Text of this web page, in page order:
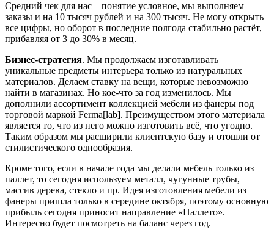
Средний чек для нас – понятие условное, мы выполняем
заказы и на 10 тысяч рублей и на 300 тысяч. Не могу открыть
все цифры, но оборот в последние полгода стабильно растёт,
прибавляя от 3 до 30% в месяц.
Бизнес-стратегия. Мы продолжаем изготавливать
уникальные предметы интерьера только из натуральных
материалов. Делаем ставку на вещи, которые невозможно
найти в магазинах. Но кое-что за год изменилось. Мы
дополнили ассортимент коллекцией мебели из фанеры под
торговой маркой Ferma[lab]. Преимуществом этого материала
является то, что из него можно изготовить всё, что угодно.
Таким образом мы расширили клиентскую базу и отошли от
стилистического однообразия.
Кроме того, если в начале года мы делали мебель только из
паллет, то сегодня используем металл, чугунные трубы,
массив дерева, стекло и пр. Идея изготовления мебели из
фанеры пришла только в середине октября, поэтому основную
прибыль сегодня приносит направление «Паллето».
Интересно будет посмотреть на баланс через год.